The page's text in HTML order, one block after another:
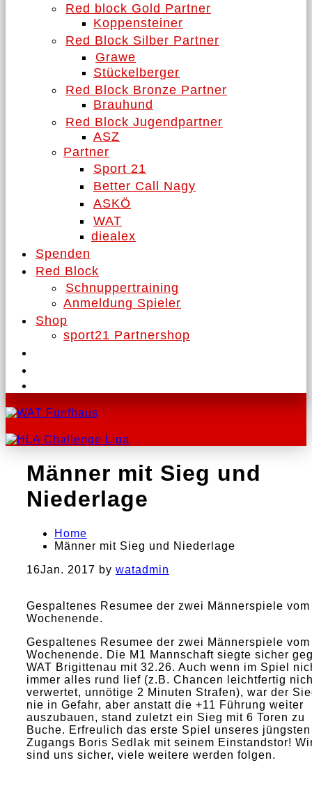
Red block Gold Partner
Koppensteiner
Red Block Silber Partner
Grawe
Stückelberger
Red Block Bronze Partner
Brauhund
Red Block Jugendpartner
ASZ
Partner
Sport 21
Better Call Nagy
ASKÖ
WAT
diealex
Spenden
Red Block
Schnuppertraining
Anmeldung Spieler
Shop
sport21 Partnershop
Männer mit Sieg und
Niederlage
Home
Männer mit Sieg und Niederlage
16Jan. 2017 by watadmin
Gespaltenes Resumee der zwei Männerspiele vom
Wochenende.
Gespaltenes Resumee der zwei Männerspiele vom
Wochenende. Die M1 Mannschaft siegte sicher
WAT Brigittenau mit 32.26. Auch wenn im Spiel
immer alles rund lief (z.B. Chancen leichtfertig
verwertet, unnötige 2 Minuten Strafen), war der
nie in Gefahr, aber anstatt die +11 Führung weiter
auszubauen, stand zuletzt ein Sieg mit 6 Toren zu
Buche. Erfreulich das erste Spiel unseres jüngsten
Zugangs Boris Sedlak mit seinem Einstandstor!
sind uns sicher, viele weitere werden folgen.